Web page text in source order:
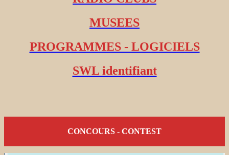
MUSEES
PROGRAMMES - LOGICIELS
SWL identifiant
CONCOURS - CONTEST